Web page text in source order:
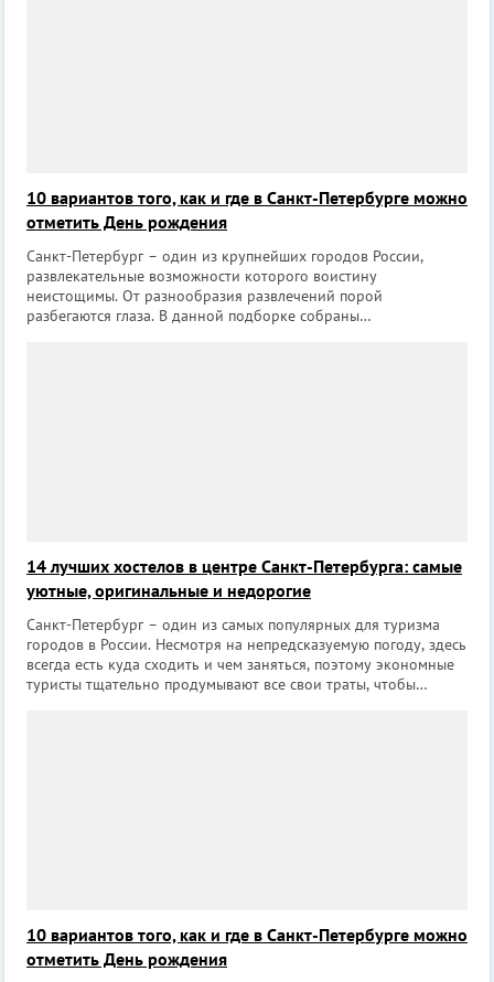
10 вариантов того, как и где в Санкт-Петербурге можно
отметить День рождения
Санкт-Петербург – один из крупнейших городов России,
развлекательные возможности которого воистину
неистощимы. От разнообразия развлечений порой
разбегаются глаза. В данной подборке собраны
14 лучших хостелов в центре Санкт-Петербурга: самые
уютные, оригинальные и недорогие
Санкт-Петербург – один из самых популярных для туризма
городов в России. Несмотря на непредсказуемую погоду, здесь
всегда есть куда сходить и чем заняться, поэтому экономные
туристы тщательно продумывают все свои траты, чтобы
10 вариантов того, как и где в Санкт-Петербурге можно
отметить День рождения